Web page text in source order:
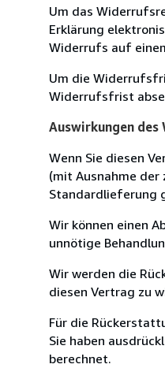
Um das
Erklärung
Widerrufs auf
Um die
Widerrufsfrist
Auswirkungen des
Wenn Sie diesen
(mit Ausnahme
Standardlieferung
Wir können einen
unnötige
Wir werden die
diesen Vertrag zu
Für die
Sie haben
berechnet.